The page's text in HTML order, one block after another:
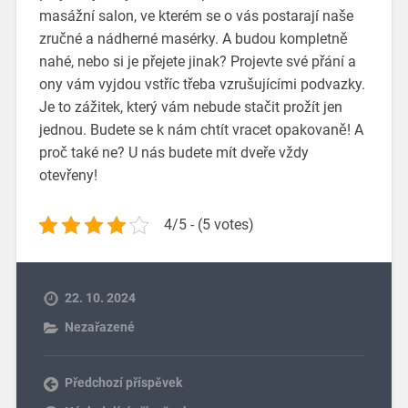
masážní salon, ve kterém se o vás postarají naše
zručné a nádherné masérky. A budou kompletně
nahé, nebo si je přejete jinak? Projevte své přání a
ony vám vyjdou vstříc třeba vzrušujícími podvazky.
Je to zážitek, který vám nebude stačit prožít jen
jednou. Budete se k nám chtít vracet opakovaně! A
proč také ne? U nás budete mít dveře vždy
otevřeny!
4/5 - (5 votes)
22. 10. 2024
Nezařazené
Předchozí příspěvek